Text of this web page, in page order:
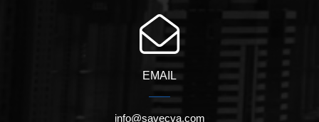
EMAIL
info@savecya.com